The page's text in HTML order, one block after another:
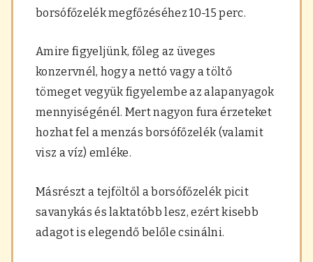
borsófőzelék megfőzéséhez 10-15 perc.
Amire figyeljünk, főleg az üveges
konzervnél, hogy a nettó vagy a töltő
tömeget vegyük figyelembe az alapanyagok
mennyiségénél. Mert nagyon fura érzeteket
hozhat fel a menzás borsófőzelék (valamit
visz a víz) emléke.
Másrészt a tejföltől a borsófőzelék picit
savanykás és laktatóbb lesz, ezért kisebb
adagot is elegendő belőle csinálni.